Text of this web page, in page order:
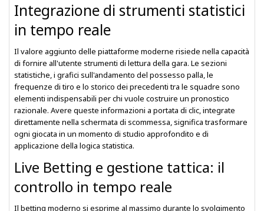
Integrazione di strumenti statistici
in tempo reale
Il valore aggiunto delle piattaforme moderne risiede nella capacità
di fornire all'utente strumenti di lettura della gara. Le sezioni
statistiche, i grafici sull'andamento del possesso palla, le
frequenze di tiro e lo storico dei precedenti tra le squadre sono
elementi indispensabili per chi vuole costruire un pronostico
razionale. Avere queste informazioni a portata di clic, integrate
direttamente nella schermata di scommessa, significa trasformare
ogni giocata in un momento di studio approfondito e di
applicazione della logica statistica.
Live Betting e gestione tattica: il
controllo in tempo reale
Il betting moderno si esprime al massimo durante lo svolgimento